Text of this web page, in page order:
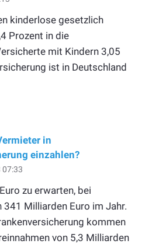
kinderlose gesetzlich
Prozent in die
mit Kindern 3,05
ist in Deutschland
in
einzahlen?
07:33
zu erwarten, bei
341 Milliarden Euro im Jahr.
kommen
von 5,3 Milliarden